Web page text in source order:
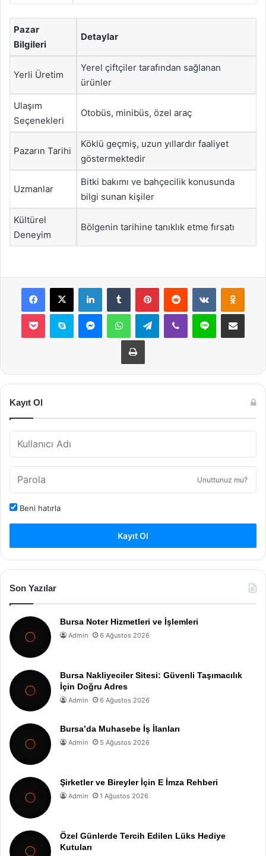
Pazar
Bilgileri
Detaylar
Yerli Üretim
Yerel çiftçiler tarafından sağlanan
ürünler
Ulaşım
Seçenekleri
Otobüs, minibüs, özel araç
Pazarın Tarihi
Köklü geçmiş, uzun yıllardır faaliyet
göstermektedir
Uzmanlar
Bitki bakımı ve bahçecilik konusunda
bilgi sunan kişiler
Kültürel
Deneyim
Bölgenin tarihine tanıklık etme fırsatı
Facebook
X LinkedInTumblr PinterestReddit VKontakte
Pocket Skype MessengerWhatsAppTelegramViber Line E-Posta ile
Yazdır
Kayıt Ol
Unuttunuz mu?
Beni hatırla
Kayıt Ol
Son Yazılar
Bursa Noter Hizmetleri ve İşlemleri
Admin 6 Ağustos 2026
Bursa Nakliyeciler Sitesi: Güvenli Taşımacılık
İçin Doğru Adres
Admin 6 Ağustos 2026
Bursa’da Muhasebe İş İlanları
Admin 5 Ağustos 2026
Şirketler ve Bireyler İçin E İmza Rehberi
Admin 1 Ağustos 2026
Özel Günlerde Tercih Edilen Lüks Hediye
Kutuları